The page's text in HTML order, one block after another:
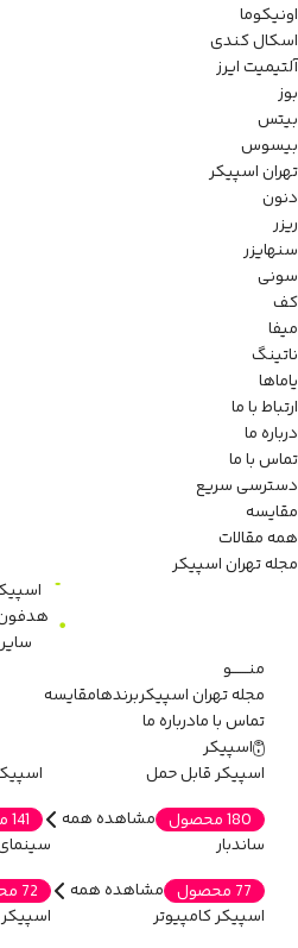
اونیکوما
اسکال کندی
آلتیمیت ایرز
بوز
بیتس
بیسوس
تهران اسپیکر
دنون
ریزر
سنهایزر
سونی
کف
میفا
ناتینگ
یاماها
ارتباط با ما
درباره ما
تماس با ما
دسترسی سریع
مقایسه
همه مقالات
مجله تهران اسپیکر
سایر
منـــــــو
مجله تهران اسپیکربرندهامقایسه
تماس با مادرباره ما
اسپیکر
اسپیکر قابل حمل
180 محصول
مشاهده همه
141 محصول
ساندبار
77 محصول
مشاهده همه
72 محصول
اسپیکر کامپیوتر